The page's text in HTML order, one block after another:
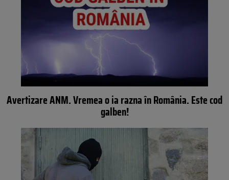
Avertizare ANM. Vremea o ia razna în România. Este cod
galben!